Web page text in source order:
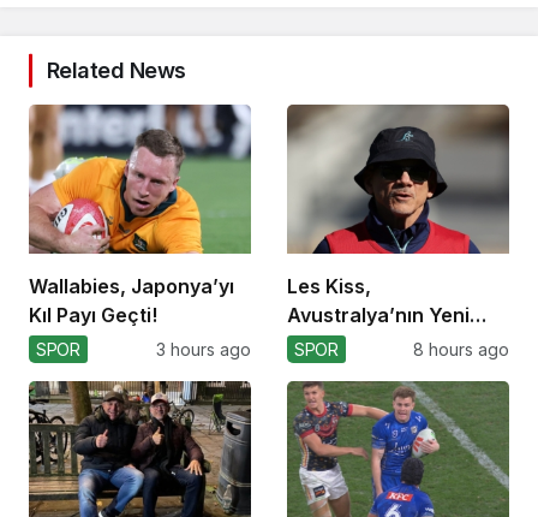
Related News
Wallabies, Japonya’yı
Kıl Payı Geçti!
SPOR 3 hours ago
Les Kiss,
Avustralya’nın Yeni
Koçu Olarak Debüt
SPOR 8 hours ago